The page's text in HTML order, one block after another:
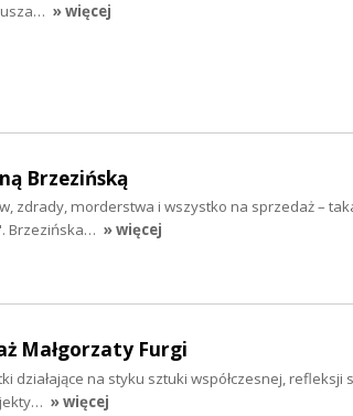
» więcej
Brzezińską
zdrady, morderstwa i wszystko na sprzedaż –
Brzezińska… » więcej
Małgorzaty Furgi
na styku sztuki współczesnej, refleksji
» więcej